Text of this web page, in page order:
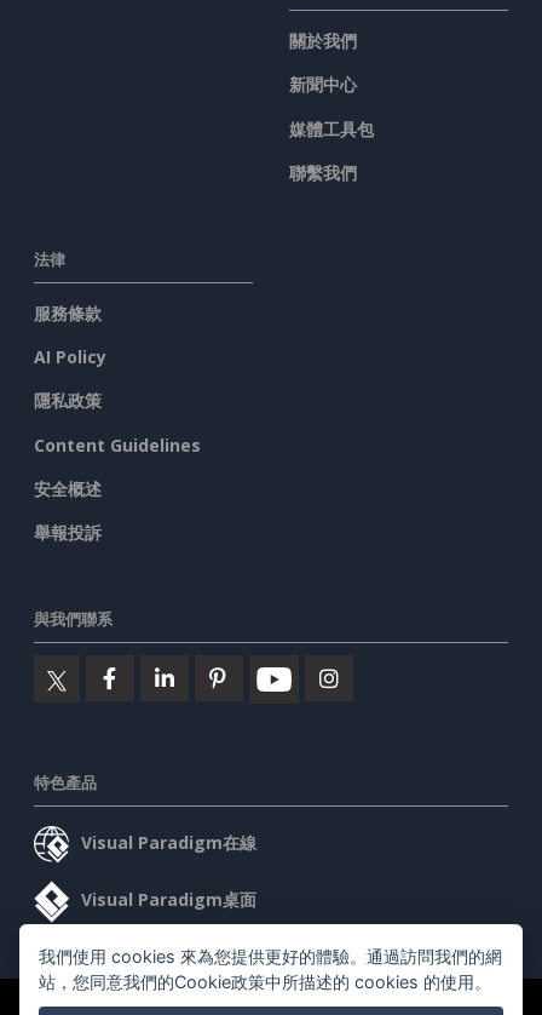
關於我們
新聞中心
媒體工具包
聯繫我們
法律
服務條款
AI Policy
隱私政策
Content Guidelines
安全概述
舉報投訴
與我們聯系
特色產品
Visual Paradigm在線
Visual Paradigm桌面
我們使用 cookies 來為您提供更好的體驗。通過訪問我們的網
站，您同意我們的Cookie政策中所描述的 cookies 的使用。